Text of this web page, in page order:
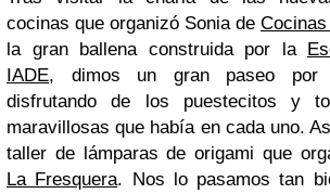
cocinas que organizó Sonia de
la gran ballena construida por la
IADE, dimos un gran paseo por
disfrutando de los puestecitos y
maravillosas que había en cada uno.
taller de lámparas de origami que
La Fresquera. Nos lo pasamos tan